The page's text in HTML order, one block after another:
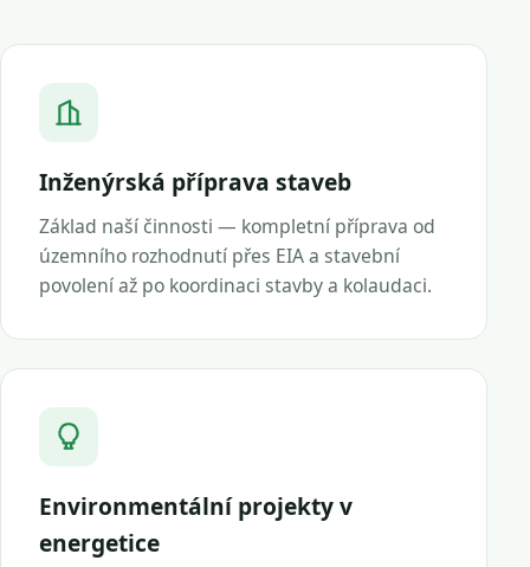
Inženýrská příprava staveb
Základ naší činnosti — kompletní příprava od
územního rozhodnutí přes EIA a stavební
povolení až po koordinaci stavby a kolaudaci.
Environmentální projekty v
energetice